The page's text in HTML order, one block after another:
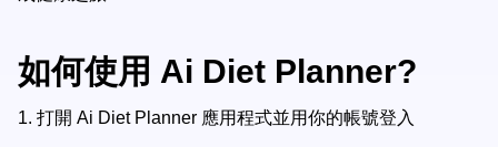
如何使用 Ai Diet Planner?
1. 打開 Ai Diet Planner 應用程式並用你的帳號登入